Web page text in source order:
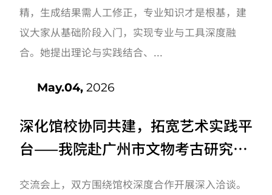
精，生成结果需人工修正，专业知识才是根基，建
议大家从基础阶段入门，实现专业与工具深度融
合。她提出理论与实践结合、...
May.04,2026
深化馆校协同共建，拓宽艺术实践平
台——我院赴广州市文物考古研究院
交流会上，双方围绕馆校深度合作开展深入洽谈。